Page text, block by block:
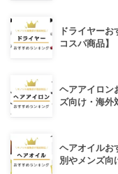
ドライヤー
コスパ商品】
ヘアアイロン
ズ向け・海外
ヘアオイルお
別やメンズ向